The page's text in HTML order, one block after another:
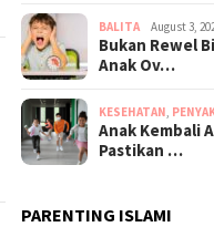
BALITA August 3,
Bukan Rewel
Anak Ov…
KESEHATAN,
Anak Kembali
Pastikan …
PARENTING ISLAMI